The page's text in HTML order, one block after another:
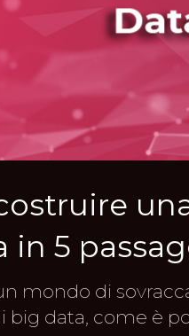
in 5
mondo di
big data, come è